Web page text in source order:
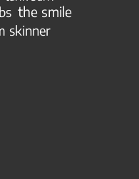
the smile
skinner